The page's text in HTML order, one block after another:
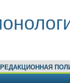
РЕДАКЦИОННАЯ